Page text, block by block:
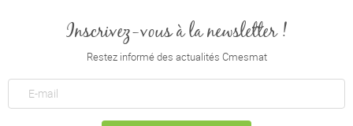
Inscrivez-vous à la newsletter !
Restez informé des actualités Cmesmat